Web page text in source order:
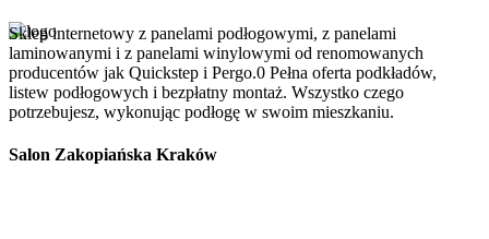
Sklep internetowy z panelami podłogowymi, z panelami
laminowanymi i z panelami winylowymi od renomowanych
producentów jak Quickstep i Pergo.0 Pełna oferta podkładów,
listew podłogowych i bezpłatny montaż. Wszystko czego
potrzebujesz, wykonując podłogę w swoim mieszkaniu.
Salon Zakopiańska Kraków